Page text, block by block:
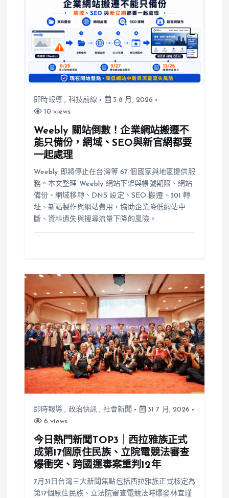
工去留
即時報導 , 科技前線
3 8 月, 2026
10 views
Weebly 關站倒數！企業網站搬遷不
能只備份，網域、SEO與新官網都要
一起處理
Weebly 即將停止在台灣等 67 個國家與地區提供服
務。本文整理 Weebly 網站下架與帳號期限、網站
備份、網域移轉、DNS 設定、SEO 搬遷、301 轉
址、新站製作與網站費用，協助企業降低網站中
斷、資料遺失與搜尋流量下降的風險。
即時報導 , 政治快訊 , 社會新聞
31 7 月, 2026
6 views
今日熱門新聞TOP3｜西拉雅族正式
成第17個原住民族、立院電競法審查
爆衝突、跨國運毒案重判12年
7月31日台灣三大新聞焦點包括西拉雅族正式核定為
第17個原住民族、立法院審查電競法時爆發林宜瑾